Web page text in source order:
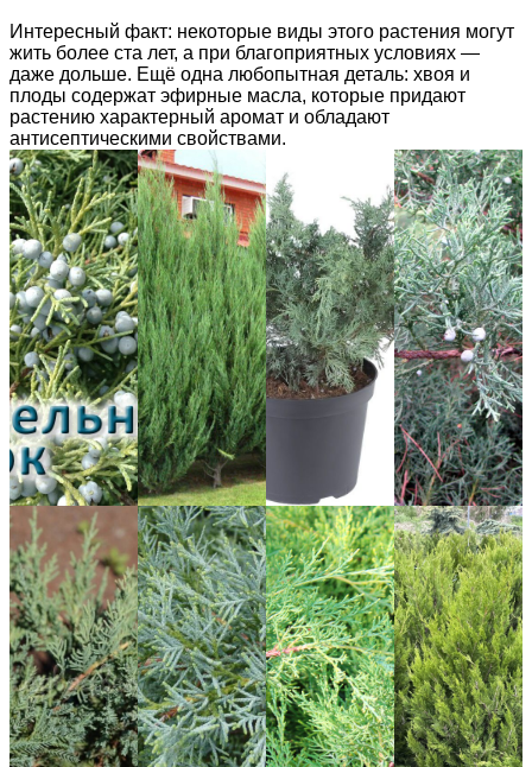
Интересный факт: некоторые виды этого растения могут
жить более ста лет, а при благоприятных условиях —
даже дольше. Ещё одна любопытная деталь: хвоя и
плоды содержат эфирные масла, которые придают
растению характерный аромат и обладают
антисептическими свойствами.